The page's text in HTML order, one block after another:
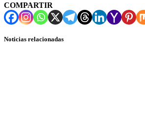
COMPARTIR
Noticias relacionadas